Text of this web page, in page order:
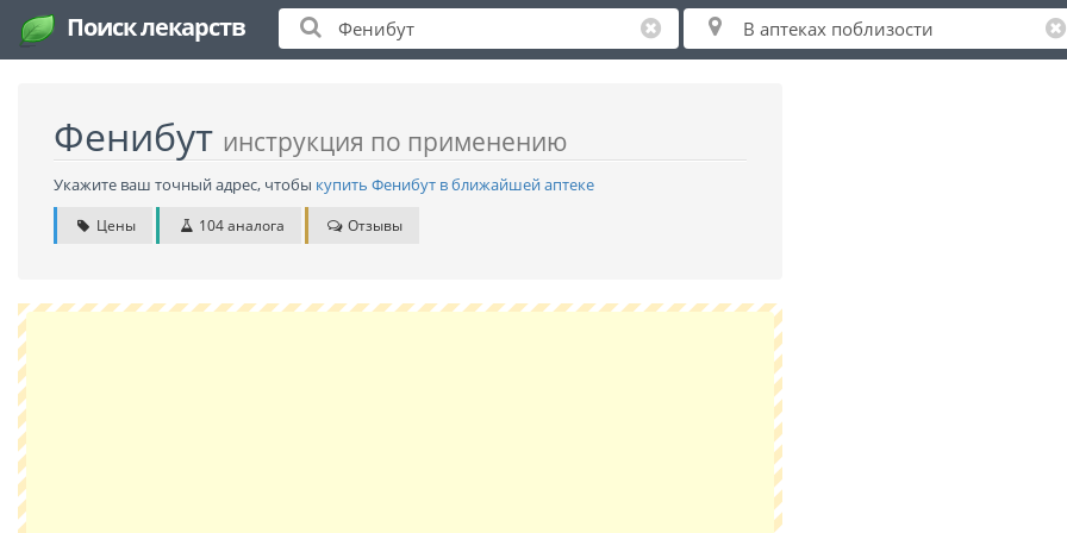
Поиск лекарств
Фенибут инструкция по применению
Укажите ваш точный адрес, чтобы купить Фенибут в ближайшей аптеке
Цены 104 аналога Отзывы